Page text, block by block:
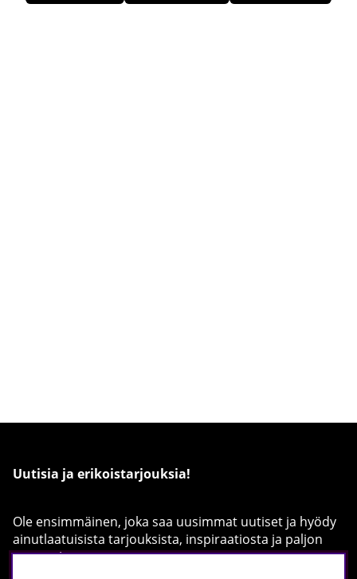
Uutisia ja erikoistarjouksia!
Ole ensimmäinen, joka saa uusimmat uutiset ja hyödy
ainutlaatuisista tarjouksista, inspiraatiosta ja paljon
muusta!